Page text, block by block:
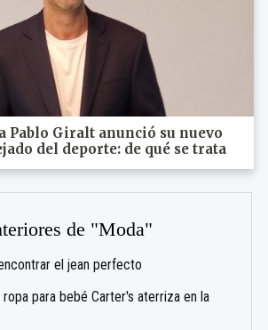
Pablo Giralt anunció su nuevo
del deporte: de qué se trata
de "Moda"
el jean perfecto
ropa para bebé Carter's aterriza en la